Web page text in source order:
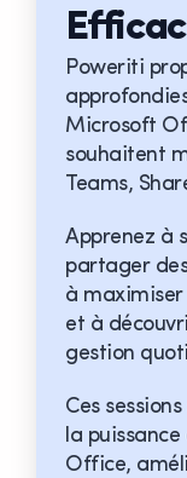
Poweriti
Microsoft
souhaitent
Teams,
Apprenez à
partager
à maximiser
et à
gestion
Ces
la
Office,